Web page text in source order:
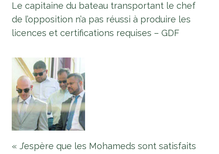
Le capitaine du bateau transportant le chef
de l’opposition n’a pas réussi à produire les
licences et certifications requises – GDF
« J’espère que les Mohameds sont satisfaits